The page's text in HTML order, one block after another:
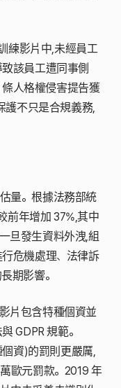
練影片中,未經員工
該員工遭同事側
人格權侵害提告獲
護不只是合規義務,
量。根據法務部統
前年增加 37%,其中
旦發生資料外洩,組
危機處理、法律訴
期影響。
片包含特種個資並
GDPR 規範。
資)的罰則更嚴厲,
歐元罰款。2019 年